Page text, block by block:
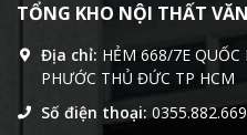
TỔNG KHO NỘI THẤT
Địa chỉ: HẺM 668/7E
PHƯỚC THỦ ĐỨC TP HCM
Số điện thoại: 0355.882.669